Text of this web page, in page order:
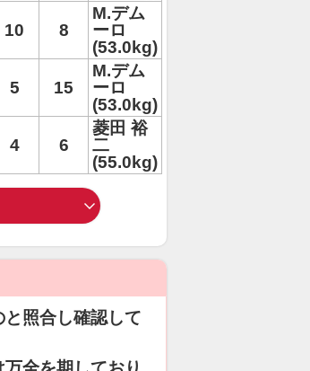
10 8
M.デム
ーロ
(53.0kg)
5 15
M.デム
ーロ
(53.0kg)
4 6
菱田 裕
二
(55.0kg)
照合し確認して